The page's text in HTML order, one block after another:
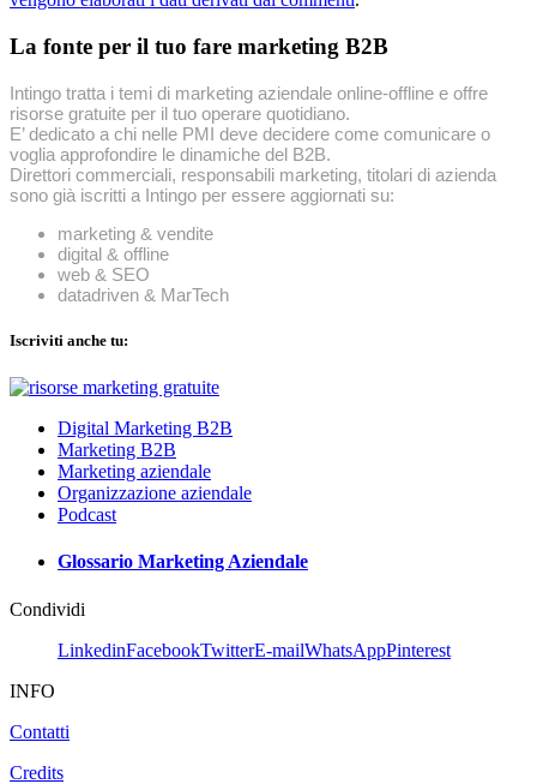
La fonte per il tuo fare marketing B2B
Intingo tratta i temi di marketing aziendale online-offline e offre
risorse gratuite per il tuo operare quotidiano.
E’ dedicato a chi nelle PMI deve decidere come comunicare o
voglia approfondire le dinamiche del B2B.
Direttori commerciali, responsabili marketing, titolari di azienda
sono già iscritti a Intingo per essere aggiornati su:
marketing & vendite
digital & offline
web & SEO
datadriven & MarTech
Iscriviti anche tu:
Digital Marketing B2B
Marketing B2B
Marketing aziendale
Organizzazione aziendale
Podcast
Glossario Marketing Aziendale
Condividi
LinkedinFacebookTwitterE-mailWhatsAppPinterest
INFO
Contatti
Credits